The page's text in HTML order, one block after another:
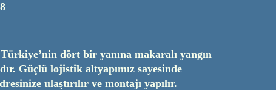
dört bir yanına makaralı yangın
Güçlü lojistik altyapımız sayesinde
ulaştırılır ve montajı yapılır.